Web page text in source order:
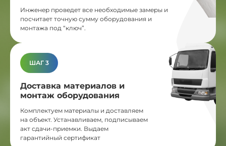
Инженер проведет все необходимые замеры и
посчитает точную сумму оборудования и
монтажа под “ключ”.
ШАГ 3
Доставка материалов и
монтаж оборудования
Комплектуем материалы и доставляем
на объект. Устанавливаем, подписываем
акт сдачи-приемки. Выдаем
гарантийный сертификат